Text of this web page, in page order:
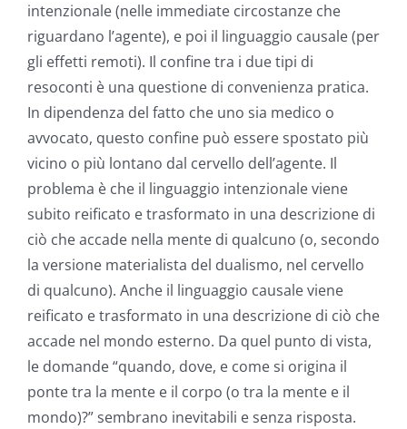
intenzionale (nelle immediate circostanze che
riguardano l’agente), e poi il linguaggio causale (per
gli effetti remoti). Il confine tra i due tipi di
resoconti è una questione di convenienza pratica.
In dipendenza del fatto che uno sia medico o
avvocato, questo confine può essere spostato più
vicino o più lontano dal cervello dell’agente. Il
problema è che il linguaggio intenzionale viene
subito reificato e trasformato in una descrizione di
ciò che accade nella mente di qualcuno (o, secondo
la versione materialista del dualismo, nel cervello
di qualcuno). Anche il linguaggio causale viene
reificato e trasformato in una descrizione di ciò che
accade nel mondo esterno. Da quel punto di vista,
le domande “quando, dove, e come si origina il
ponte tra la mente e il corpo (o tra la mente e il
mondo)?” sembrano inevitabili e senza risposta.